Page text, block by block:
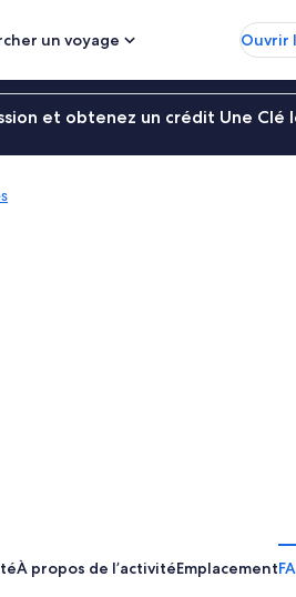
un voyage
Ouvrir
et obtenez un crédit Une
À propos de l’activitéEmplacement